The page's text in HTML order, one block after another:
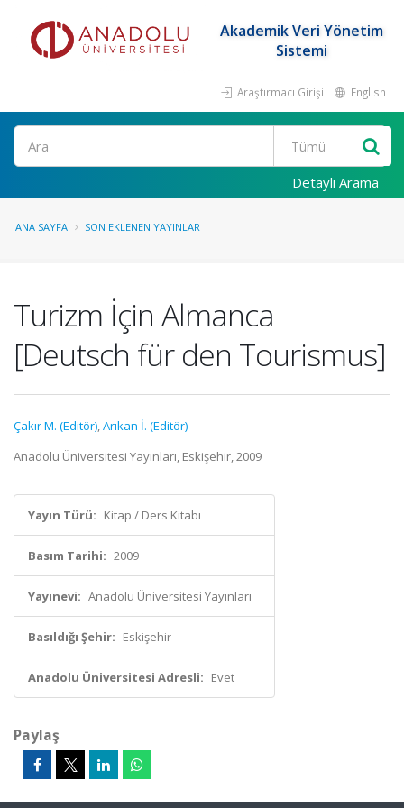
Akademik Veri Yönetim
Sistemi
Araştırmacı Girişi English
Ara
Detaylı Arama
ANA SAYFA SON EKLENEN YAYINLAR
Turizm İçin Almanca
[Deutsch für den Tourismus]
Çakır M. (Editör),Arıkan İ. (Editör)
Anadolu Üniversitesi Yayınları, Eskişehir, 2009
Yayın Türü: Kitap / Ders Kitabı
Basım Tarihi: 2009
Yayınevi: Anadolu Üniversitesi Yayınları
Basıldığı Şehir: Eskişehir
Anadolu Üniversitesi Adresli: Evet
Paylaş